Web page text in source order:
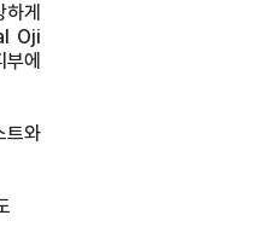
게
Oji
에
트와